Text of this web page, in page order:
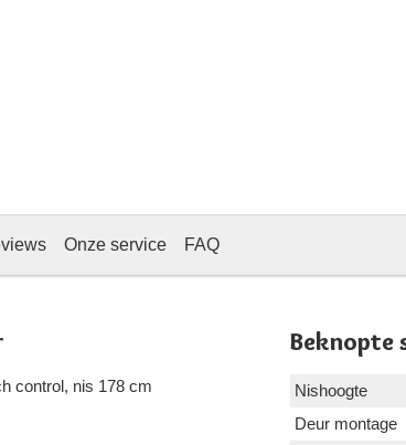
Onze service FAQ
control, nis 178 cm
Beknopte
Nishoogte
Deur montage